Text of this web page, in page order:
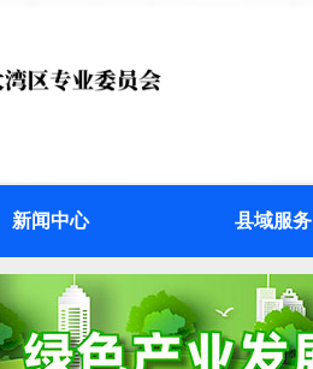
新闻中心 县域服务